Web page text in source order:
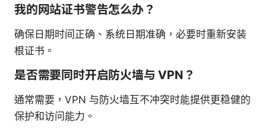
我的网站证书警告怎么办？
确保日期时间正确、系统日期准确，必要时重新安装
根证书。
是否需要同时开启防火墙与 VPN？
通常需要，VPN 与防火墙互不冲突时能提供更稳健的
保护和访问能力。